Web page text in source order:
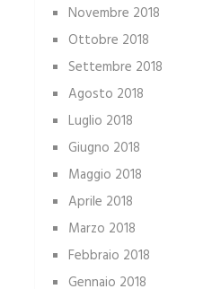
Novembre 2018
Ottobre 2018
Settembre 2018
Agosto 2018
Luglio 2018
Giugno 2018
Maggio 2018
Aprile 2018
Marzo 2018
Febbraio 2018
Gennaio 2018